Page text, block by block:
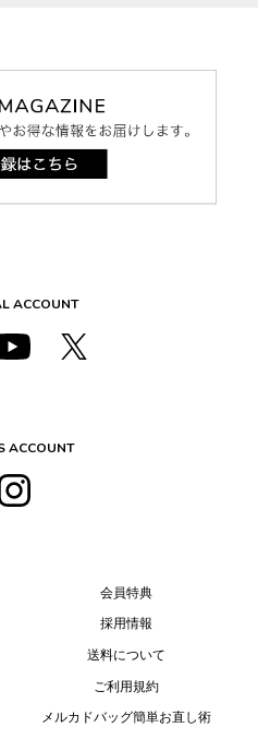
ACCOUNT
ACCOUNT
会員特典
採用情報
送料について
ご利用規約
メルカドバッグ簡単お直し術